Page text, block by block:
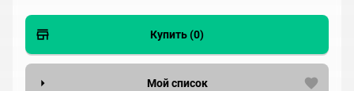
Купить (0)
Мой список